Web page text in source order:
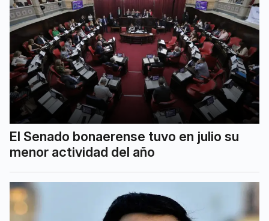
El Senado bonaerense tuvo en julio su
menor actividad del año